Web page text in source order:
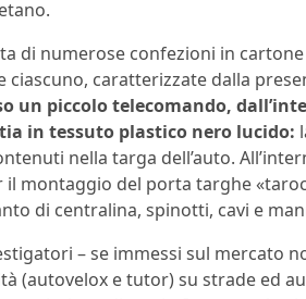
di numerose confezioni in
ciascuno, caratterizzate dalla
un piccolo telecomando,
in tessuto plastico nero lucido:
nella targa dell’auto.
montaggio del porta targhe
di centralina, spinotti, cavi e
– se immessi sul mercato
(autovelox e tutor) su strade ed